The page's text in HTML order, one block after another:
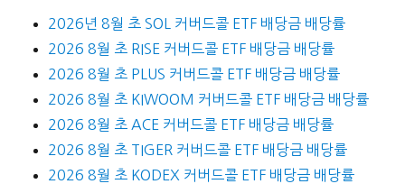
2026년 8월 초 SOL 커버드콜 ETF 배당금 배당률
2026 8월 초 RISE 커버드콜 ETF 배당금 배당률
2026 8월 초 PLUS 커버드콜 ETF 배당금 배당률
2026 8월 초 KIWOOM 커버드콜 ETF 배당금 배당률
2026 8월 초 ACE 커버드콜 ETF 배당금 배당률
2026 8월 초 TIGER 커버드콜 ETF 배당금 배당률
2026 8월 초 KODEX 커버드콜 ETF 배당금 배당률